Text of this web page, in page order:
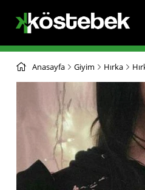
Anasayfa Giyim Hırka